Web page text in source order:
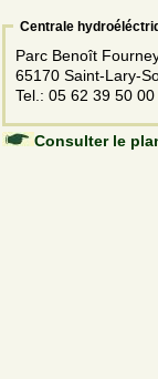
Centrale
Parc Benoît
65170 Saint-Lary-
Tel.: 05 62 39 50 00
Consulter le